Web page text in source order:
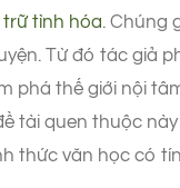
tình hóa. Chúng
Từ đó tác giả
phá thế giới nội
tài quen thuộc
thức văn học có